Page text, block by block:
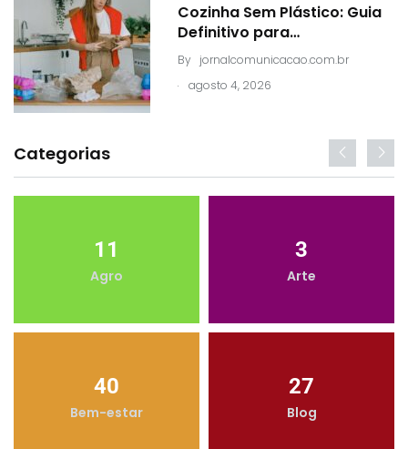
Cozinha Sem Plástico: Guia
Definitivo para…
By jornalcomunicacao.com.br
.
agosto 4, 2026
Categorias
11
Agro
3
Arte
40
Bem-estar
27
Blog